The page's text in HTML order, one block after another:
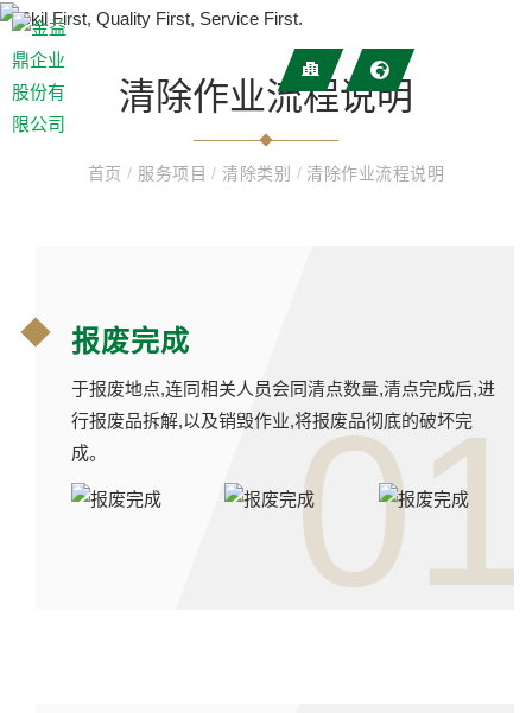
清除作业流程说明
首页/ 服务项目/ 清除类别 / 清除作业流程说明
报废完成
于报废地点,连同相关人员会同清点数量,清点完成后,进
行报废品拆解,以及销毁作业,将报废品彻底的破坏完
成。
01